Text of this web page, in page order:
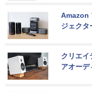
Amazon
ジェクタ
クリエイ
アオーデ